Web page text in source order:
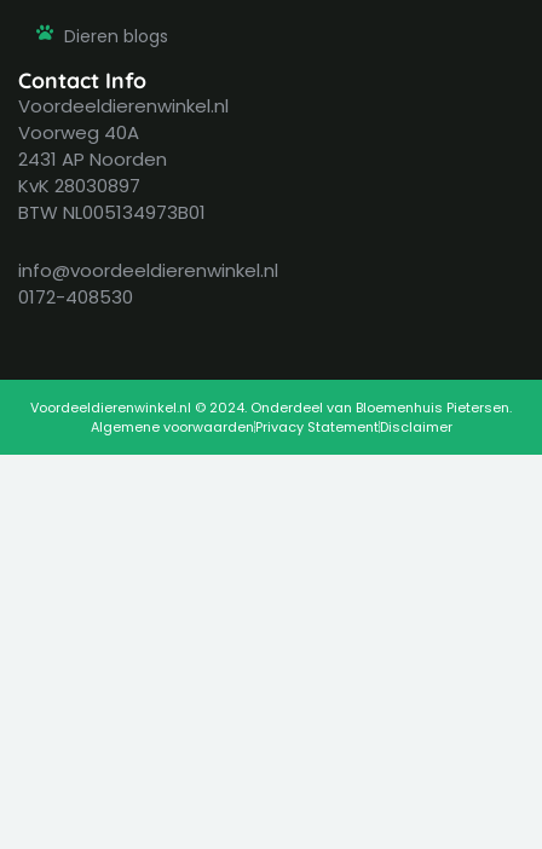
Dieren blogs
Contact Info
Voordeeldierenwinkel.nl
Voorweg 40A
2431 AP Noorden
KvK 28030897
BTW NL005134973B01
info@voordeeldierenwinkel.nl
0172-408530
Voordeeldierenwinkel.nl © 2024. Onderdeel van Bloemenhuis Pietersen.
Algemene voorwaardenPrivacy StatementDisclaimer